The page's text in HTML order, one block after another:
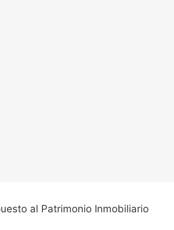
al Patrimonio Inmobiliario